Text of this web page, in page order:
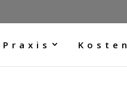
Praxis Kosten